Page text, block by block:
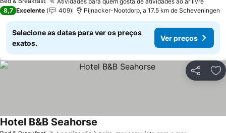
Ver
8,7 Excelente 409 Pijnacker-Nootdorp, a 17.5 km de Scheveningen
Selecione as datas para ver os preços
exatos.
Ver preços
Partilhar
Hotel B&B Seahorse